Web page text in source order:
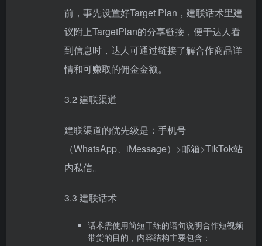
前，事先设置好Target Plan，建联话术里建
议附上TargetPlan的分享链接，便于达人看
到信息时，达人可通过链接了解合作商品详
情和可赚取的佣金金额。
3.2 建联渠道
建联渠道的优先级是：手机号
（WhatsApp、iMessage）>邮箱>TikTok站
内私信。
3.3 建联话术
话术需使用简短干练的语句说明合作短视频
带货的目的，内容结构主要包含：